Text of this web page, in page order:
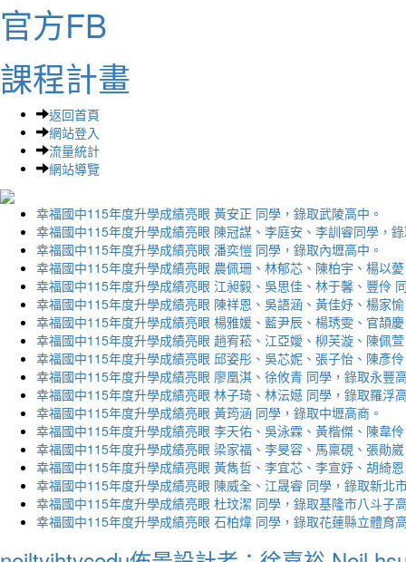
官方FB
課程計畫
返回首頁
網站登入
流量統計
網站導覽
幸福國中115年度升學成績亮眼 黃安正 同學，錄取武陵高中。
幸福國中115年度升學成績亮眼 陳冠謀、李庭安、李訓睿同學，
幸福國中115年度升學成績亮眼 潘奕愷 同學，錄取內壢高中。
幸福國中115年度升學成績亮眼 農佩珊、林郁芯、陳柏宇、楊以
幸福國中115年度升學成績亮眼 江昶毅、吳思佳、林于馨、豐伶
幸福國中115年度升學成績亮眼 陳祥恩、吳語涵、黃佳妤、楊家
幸福國中115年度升學成績亮眼 楊雅媛、藍尹辰、楊琇雯、官頡
幸福國中115年度升學成績亮眼 趙宥菘、江亞嬡、柳芙漩、陳佩
幸福國中115年度升學成績亮眼 邱姿彤、吳芯妮、張子怡、陳彥
幸福國中115年度升學成績亮眼 廖凰淇、徐攸青 同學，錄取永豐
幸福國中115年度升學成績亮眼 林子琦、林沄嬨 同學，錄取羅浮
幸福國中115年度升學成績亮眼 黃筠涵 同學，錄取中壢高商。
幸福國中115年度升學成績亮眼 李天佑、吳泳霖、黃楷傑、陳韋
幸福國中115年度升學成績亮眼 梁家福、李旻容、馬稟硯、張勛
幸福國中115年度升學成績亮眼 黃雋哲、李宜芯、李宣妤、胡綺
幸福國中115年度升學成績亮眼 陳威全、江晟睿 同學，錄取新北
幸福國中115年度升學成績亮眼 杜玟潔 同學，錄取基隆市八斗子
幸福國中115年度升學成績亮眼 石柏煒 同學，錄取花蓮縣立體育